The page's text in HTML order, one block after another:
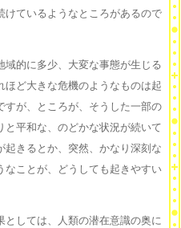
けているようなところがあるので
的に多少、大変な事態が生じる
ほど大きな危機のようなものは起
すが、ところが、そうした一部の
と平和な、のどかな状況が続いて
起きるとか、突然、かなり深刻な
なことが、どうしても起きやすい
しては、人類の潜在意識の奥に